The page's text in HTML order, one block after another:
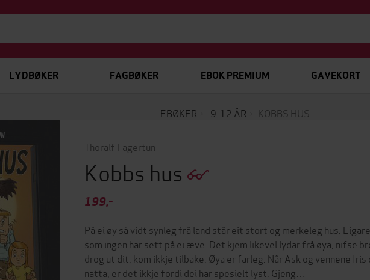
LYDBØKER FAGBØKER EBOK PREMIUM GAVEKORT
EBØKER 9-12 ÅR KOBBS HUS
Thoralf Fagertun
Kobbs hus
199,-
På ei øy så vidt synleg frå land står eit stort og merkeleg hus.
som ingen har sett på ei æve. Det kjem likevel lydar frå øya, nifse
drog ut dit, kom ikkje tilbake. Øya er farleg. Når Ask og vennene
natta, er det ikkje fordi dei har spesielt lyst. Gjeng…